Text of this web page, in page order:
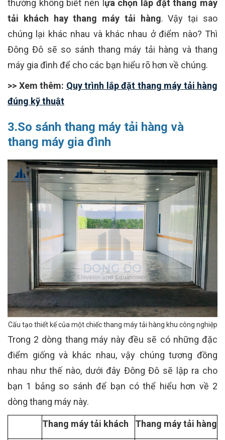
thường không biết nên l ựa chọn lắp đặt thang máy
tải khách hay thang máy tải hàng. Vậy tại sao
chúng lại khác nhau và khác nhau ở điểm nào? Thì
Đông Đô sẽ so sánh thang máy tải hàng và thang
máy gia đình để cho các bạn hiểu rõ hơn về chúng.
>> Xem thêm: Quy trình lắp đặt thang máy tải hàng
đúng kỹ thuật
3.So sánh thang máy tải hàng và
thang máy gia đình
Cấu tạo thiết kế của một chiếc thang máy tải hàng khu công nghiệp
Trong 2 dòng thang máy này đều sẽ có những đặc
điểm giống và khác nhau, vậy chúng tương đồng
nhau như thế nào, dưới đây Đông Đô sẽ lập ra cho
bạn 1 bảng so sánh để bạn có thể hiểu hơn về 2
dòng thang máy này.
Thang máy tải khách Thang máy tải hàng